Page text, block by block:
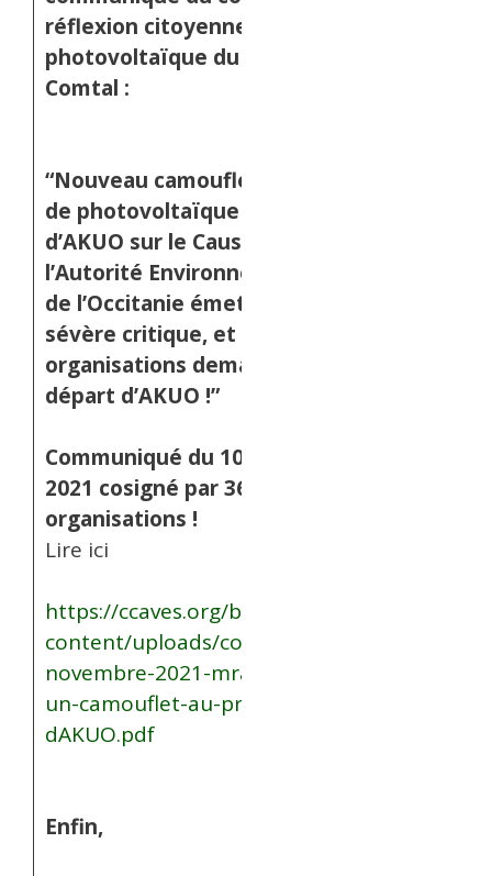
réflexion citoyenne sur le
photovoltaïque du Causse
Comtal :
“Nouveau camouflet au projet
de photovoltaïque industriel
d’AKUO sur le Causse-Comtal :
l’Autorité Environnementale
de l’Occitanie émet une
sévère critique, et 46
organisations demandent le
départ d’AKUO !”
Communiqué du 10 novembre
2021 cosigné par 36
organisations !
Lire ici
https://ccaves.org/blog/wp-
content/uploads/communique-
novembre-2021-mrae-inflige-
un-camouflet-au-projet-
dAKUO.pdf
Enfin,